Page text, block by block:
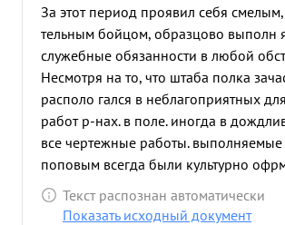
За этот период проявил себя
тельным бойцом, образцово выполн
служебные обязанности в любой
Несмотря на то, что штаба полка
располо гался в неблагоприятных
работ р-нах. в поле. иногда в
все чертежные работы. выполняемые
поповым всегда были культурно
грамотно выполнеными и
характерной для него аккуратностью
Текст распознан автоматически
Показать исходный документ